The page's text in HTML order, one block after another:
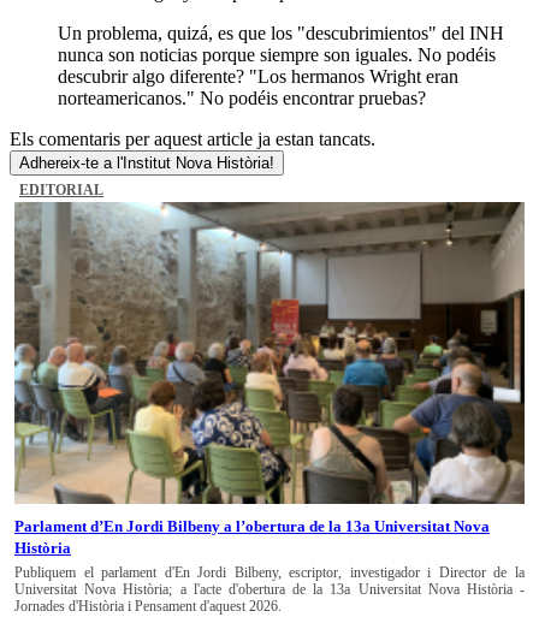
Un problema, quizá, es que los "descubrimientos" del INH
nunca son noticias porque siempre son iguales. No podéis
descubrir algo diferente? "Los hermanos Wright eran
norteamericanos." No podéis encontrar pruebas?
Els comentaris per aquest article ja estan tancats.
Adhereix-te a l'Institut Nova Història!
EDITORIAL
Parlament d’En Jordi Bilbeny a l’obertura de la 13a Universitat Nova
Història
Publiquem el parlament d'En Jordi Bilbeny, escriptor, investigador i Director de la
Universitat Nova Història; a l'acte d'obertura de la 13a Universitat Nova Història -
Jornades d'Història i Pensament d'aquest 2026.